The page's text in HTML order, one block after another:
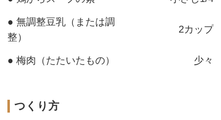
● 無調整豆乳（または調
整）
2カップ
● 梅肉（たたいたもの） 少々
つくり方